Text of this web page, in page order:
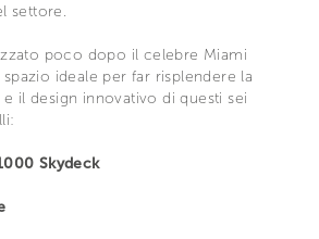
settore.
poco dopo il celebre Miami
ideale per far risplendere la
il design innovativo di questi sei
Skydeck